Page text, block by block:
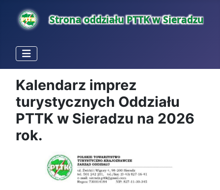
Kalendarz imprez
turystycznych Oddziału
PTTK w Sieradzu na 2026
rok.